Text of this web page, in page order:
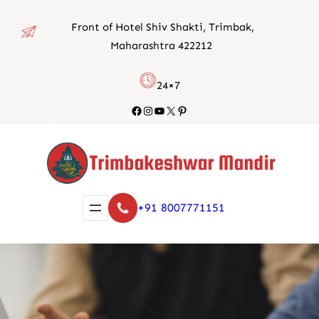
Front of Hotel Shiv Shakti, Trimbak,
Maharashtra 422212
24×7
Facebook
Instagram
YouTube
X Pinterest
+91 8007771151